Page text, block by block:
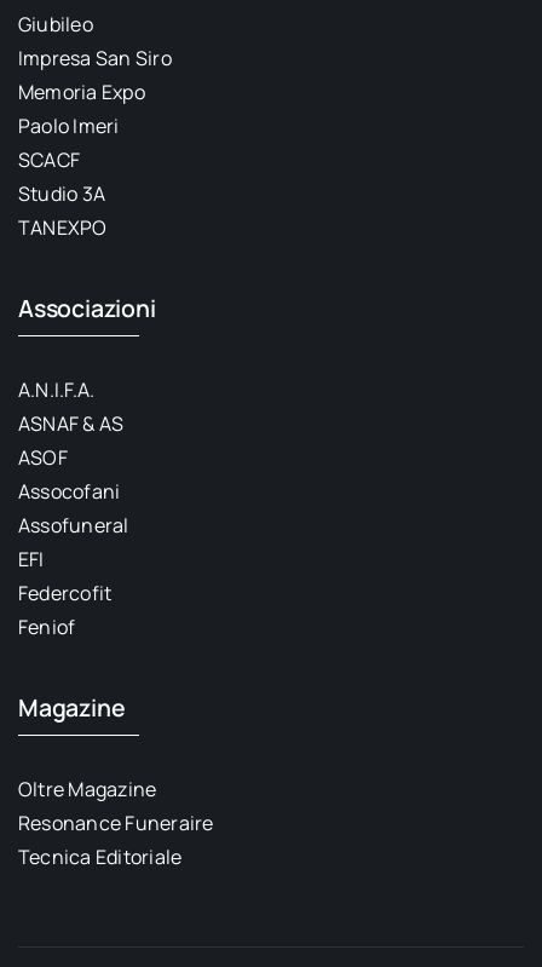
Giubileo
Impresa San Siro
Memoria Expo
Paolo Imeri
SCACF
Studio 3A
TANEXPO
Associazioni
A.N.I.F.A.
ASNAF & AS
ASOF
Assocofani
Assofuneral
EFI
Federcofit
Feniof
Magazine
Oltre Magazine
Resonance Funeraire
Tecnica Editoriale